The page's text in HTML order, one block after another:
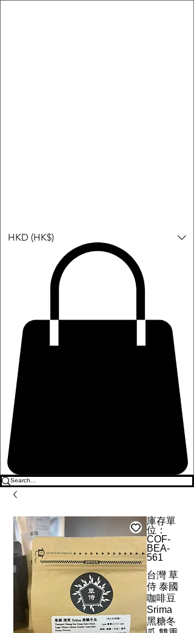
HKD (HK$)
庫存單
位：
COF-
BEA-
561
台灣 草
侍 泰國
咖啡豆
Srima
黑糖冬